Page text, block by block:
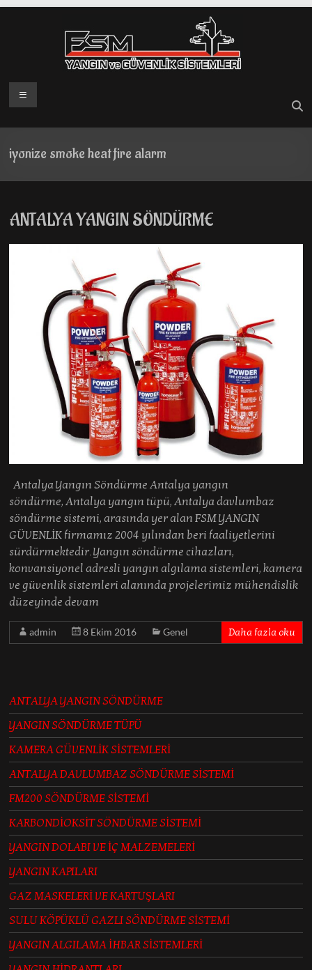
Menü
iyonize smoke heat fire alarm
ANTALYA YANGIN SÖNDÜRME
Antalya Yangın Söndürme Antalya yangın
söndürme, Antalya yangın tüpü, Antalya davlumbaz
söndürme sistemi, arasında yer alan FSM YANGIN
GÜVENLİK firmamız 2004 yılından beri faaliyetlerini
sürdürmektedir. Yangın söndürme cihazları,
konvansiyonel adresli yangın algılama sistemleri, kamera
ve güvenlik sistemleri alanında projelerimiz mühendislik
düzeyinde devam
admin 8 Ekim 2016 Genel Daha fazla oku
ANTALYA YANGIN SÖNDÜRME
YANGIN SÖNDÜRME TÜPÜ
KAMERA GÜVENLİK SİSTEMLERİ
ANTALYA DAVLUMBAZ SÖNDÜRME SİSTEMİ
FM200 SÖNDÜRME SİSTEMİ
KARBONDİOKSİT SÖNDÜRME SİSTEMİ
YANGIN DOLABI VE İÇ MALZEMELERİ
YANGIN KAPILARI
GAZ MASKELERİ VE KARTUŞLARI
SULU KÖPÜKLÜ GAZLI SÖNDÜRME SİSTEMİ
YANGIN ALGILAMA İHBAR SİSTEMLERİ